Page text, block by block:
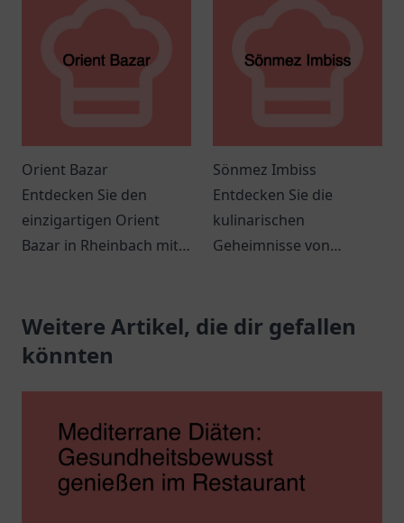
Atmosphäre.
Orient Bazar
Entdecken Sie den
einzigartigen Orient
Bazar in Rheinbach mit
einladenden
Atmosphäre.
Sönmez Imbiss
Entdecken Sie die
kulinarischen
Geheimnisse von
Brenz und genießen Sie
eine herzliche
köstlichen Snacks.
Weitere Artikel, die dir gefallen
könnten